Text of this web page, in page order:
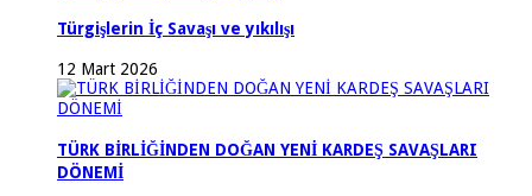
Türgişlerin İç Savaşı ve yıkılışı
12 Mart 2026
TÜRK BİRLİĞİNDEN DOĞAN YENİ KARDEŞ SAVAŞLARI
DÖNEMİ